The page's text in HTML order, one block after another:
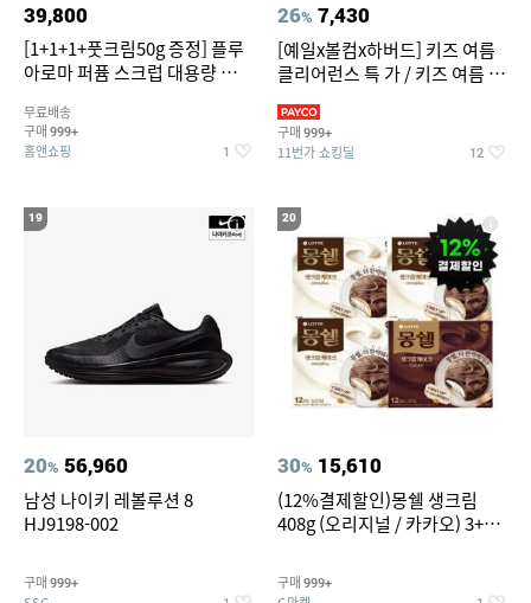
39,800
[1+1+1+풋크림50g 증정] 플루
아로마 퍼퓸 스크럽 대용량 바디
무료배송
구매 999+
홈앤쇼핑 1
26% 7,430
[예일x볼컴x하버드] 키즈 여름
클리어런스 특 가 / 키즈 여름 수
구매 999+
11번가 쇼킹딜 12
19
20% 56,960
남성 나이키 레볼루션 8
HJ9198-002
구매 999+
20
30% 15,610
(12%결제할인)몽쉘 생크림
408g (오리지널 / 카카오) 3+1
구매 999+